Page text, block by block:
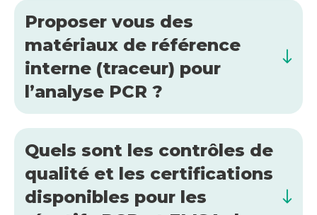
Proposer vous des
matériaux de référence
interne (traceur) pour
l’analyse PCR ?
Quels sont les contrôles de
qualité et les certifications
disponibles pour les